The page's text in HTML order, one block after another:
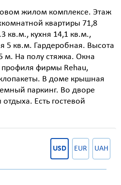
жилом комплексе. Этаж
квартиры 71,8
кв.м., кухня 14,1 кв.м.,
5 кв.м. Гардеробная. Высота
м. На полу стяжка. Окна
профиля фирмы Rehau,
В доме крышная
паркинг. Во дворе
Есть гостевой
USD EUR UAH